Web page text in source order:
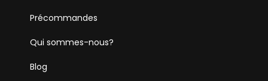
Précommandes
Qui sommes-nous?
Blog